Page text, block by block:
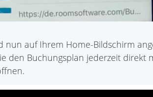
nun auf Ihrem Home-Bildschirm
den Buchungsplan jederzeit direkt